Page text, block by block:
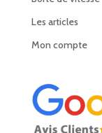
Les articles
Mon compte